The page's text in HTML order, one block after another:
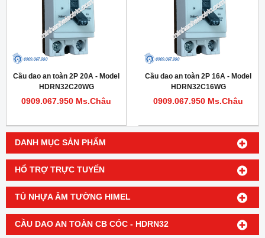
DANH MỤC SẢN PHẨM
HỔ TRỢ TRỰC TUYẾN
TỦ NHỰA ÂM TƯỜNG HIMEL
CẦU DAO AN TOÀN CB CÓC - HDRN32
Cầu dao an toàn 2P 20A - Model
HDRN32C20WG
0909.067.950 Ms.Châu
Cầu dao an toàn 2P 16A - Model
HDRN32C16WG
0909.067.950 Ms.Châu